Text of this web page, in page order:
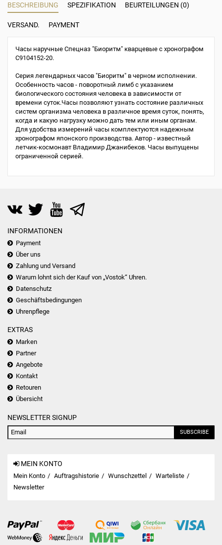
BESCHREIBUNG SPEZIFIKATION BEURTEILUNGEN (0)
VERSAND. PAYMENT
Часы наручные Спецназ "Биоритм" кварцевые с хронографом
С9104152-20.
Серия легендарных часов "Биоритм" в черном исполнении.
Особенность часов - поворотный лимб с указанием
биологического состояния человека в зависимости от
времени суток.Часы позволяют узнать состояние различных
систем организма человека в различное время суток, понять,
когда и какую нагрузку можно дать тем или иным органам.
Для удобства измерений часы комплектуются надежным
хронографом японского производства. Автор - известный
летчик-космонавт Владимир Джанибеков. Часы выпущены
ограниченной серией.
INFORMATIONEN
Payment
Über uns
Zahlung und Versand
Warum lohnt sich der Kauf von „Vostok“ Uhren.
Datenschutz
Geschäftsbedingungen
Uhrenpflege
EXTRAS
Marken
Partner
Angebote
Kontakt
Retouren
Übersicht
NEWSLETTER SIGNUP
SUBSCRIBE
MEIN KONTO
Mein Konto Auftragshistorie Wunschzettel
Warteliste
Newsletter